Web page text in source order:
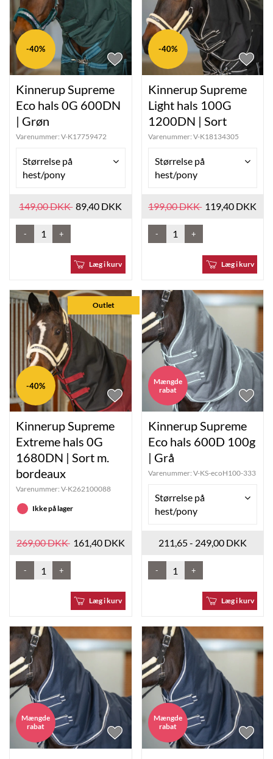
-40%
Kinnerup Supreme
Eco hals 0G 600DN
| Grøn
Varenummer: V-K17759472
Størrelse på
hest/pony
149,00 DKK 89,40 DKK
- +
Læg i kurv
-40%
Kinnerup Supreme
Light hals 100G
1200DN | Sort
Varenummer: V-K18134305
Størrelse på
hest/pony
199,00 DKK 119,40 DKK
- +
Læg i kurv
-40%
Kinnerup Supreme
Extreme hals 0G
1680DN | Sort m.
bordeaux
Varenummer: V-K262100088
Ikke på lager
Outlet
269,00 DKK 161,40 DKK
- +
Læg i kurv
Mængde
rabat
Kinnerup Supreme
Eco hals 600D 100g
| Grå
Varenummer: V-KS-ecoH100-333
Størrelse på
hest/pony
211,65 - 249,00 DKK
- +
Læg i kurv
Mængde
rabat
Mængde
rabat